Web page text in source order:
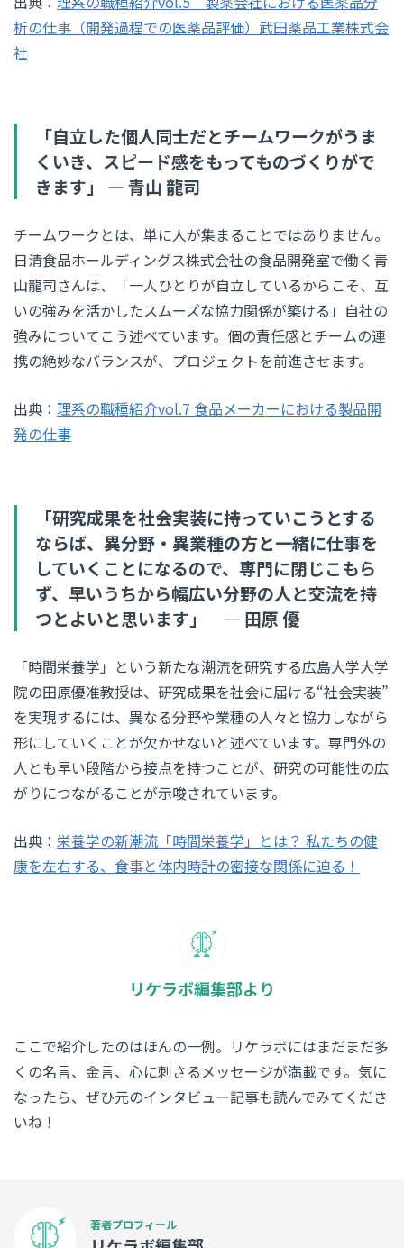
析の仕事（開発過程での医薬品評価）武田薬品工業株式会
社
「自立した個人同士だとチームワークがうま
くいき、スピード感をもってものづくりがで
きます」 ― 青山 龍司
チームワークとは、単に人が集まることではありません。
日清食品ホールディングス株式会社の食品開発室で働く青
山龍司さんは、「一人ひとりが自立しているからこそ、互
いの強みを活かしたスムーズな協力関係が築ける」自社の
強みについてこう述べています。個の責任感とチームの連
携の絶妙なバランスが、プロジェクトを前進させます。
出典： 理系の職種紹介vol.7 食品メーカーにおける製品開
発の仕事
「研究成果を社会実装に持っていこうとする
ならば、異分野・異業種の方と一緒に仕事を
していくことになるので、専門に閉じこもら
ず、早いうちから幅広い分野の人と交流を持
つとよいと思います」 ― 田原 優
「時間栄養学」という新たな潮流を研究する広島大学大学
院の田原優准教授は、研究成果を社会に届ける“社会実装”
を実現するには、異なる分野や業種の人々と協力しながら
形にしていくことが欠かせないと述べています。専門外の
人とも早い段階から接点を持つことが、研究の可能性の広
がりにつながることが示唆されています。
出典： 栄養学の新潮流「時間栄養学」とは？ 私たちの健
康を左右する、食事と体内時計の密接な関係に迫る！
リケラボ編集部より
ここで紹介したのはほんの一例。リケラボにはまだまだ多
くの名言、金言、心に刺さるメッセージが満載です。気に
なったら、ぜひ元のインタビュー記事も読んでみてくださ
いね！